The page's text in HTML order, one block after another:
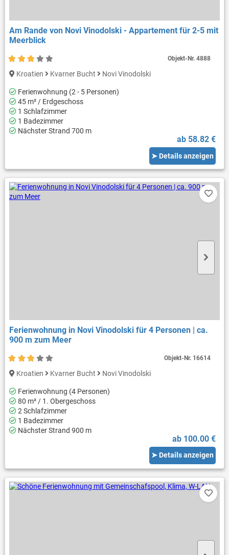
Am Rande von Novi Vinodolski - Appartement für 2-5 mit
Meerblick
Kroatien Kvarner Bucht Novi Vinodolski
Ferienwohnung (2 - 5 Personen)
45 m² / Erdgeschoss
1 Schlafzimmer
1 Badezimmer
Nächster Strand 700 m
ab 58.82 €
➤ Details anzeigen
Objekt-Nr.4888
Ferienwohnung in Novi Vinodolski für 4 Personen | ca.
900 m zum Meer
Kroatien Kvarner Bucht Novi Vinodolski
Ferienwohnung (4 Personen)
80 m² / 1. Obergeschoss
2 Schlafzimmer
1 Badezimmer
Nächster Strand 900 m
ab 100.00 €
➤ Details anzeigen
Objekt-Nr. 16614